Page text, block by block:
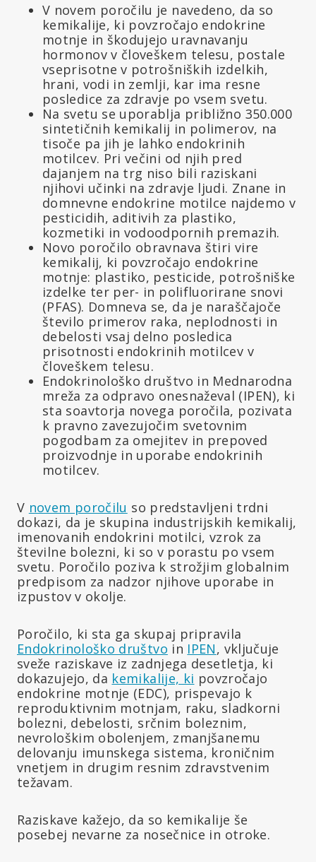
V novem poročilu je navedeno, da so
kemikalije, ki povzročajo endokrine
motnje in škodujejo uravnavanju
hormonov v človeškem telesu, postale
vseprisotne v potrošniških izdelkih,
hrani, vodi in zemlji, kar ima resne
posledice za zdravje po vsem svetu.
Na svetu se uporablja približno 350.000
sintetičnih kemikalij in polimerov, na
tisoče pa jih je lahko endokrinih
motilcev. Pri večini od njih pred
dajanjem na trg niso bili raziskani
njihovi učinki na zdravje ljudi. Znane in
domnevne endokrine motilce najdemo v
pesticidih, aditivih za plastiko,
kozmetiki in vodoodpornih premazih.
Novo poročilo obravnava štiri vire
kemikalij, ki povzročajo endokrine
motnje: plastiko, pesticide, potrošniške
izdelke ter per- in polifluorirane snovi
(PFAS). Domneva se, da je naraščajoče
število primerov raka, neplodnosti in
debelosti vsaj delno posledica
prisotnosti endokrinih motilcev v
človeškem telesu.
Endokrinološko društvo in Mednarodna
mreža za odpravo onesnaževal (IPEN), ki
sta soavtorja novega poročila, pozivata
k pravno zavezujočim svetovnim
pogodbam za omejitev in prepoved
proizvodnje in uporabe endokrinih
motilcev.
V novem poročilu so predstavljeni trdni
dokazi, da je skupina industrijskih kemikalij,
imenovanih endokrini motilci, vzrok za
številne bolezni, ki so v porastu po vsem
svetu. Poročilo poziva k strožjim globalnim
predpisom za nadzor njihove uporabe in
izpustov v okolje.
Poročilo, ki sta ga skupaj pripravila
Endokrinološko društvo in IPEN, vključuje
sveže raziskave iz zadnjega desetletja, ki
dokazujejo, da kemikalije, ki povzročajo
endokrine motnje (EDC), prispevajo k
reproduktivnim motnjam, raku, sladkorni
bolezni, debelosti, srčnim boleznim,
nevrološkim obolenjem, zmanjšanemu
delovanju imunskega sistema, kroničnim
vnetjem in drugim resnim zdravstvenim
težavam.
Raziskave kažejo, da so kemikalije še
posebej nevarne za nosečnice in otroke.